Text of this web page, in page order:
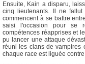
Ensuite, Kain a disparu,
cinq lieutenants. Il ne
commencent à se battre
saisi l'occasion pour se
compétences réapprises et
pu lancer une attaque
réuni les clans de vampires
chaque race est liguée